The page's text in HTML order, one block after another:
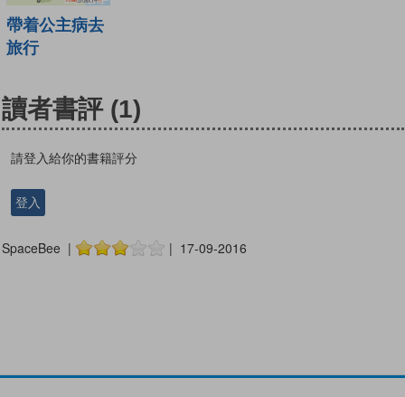
帶着公主病去
旅行
讀者書評 (1)
請登入給你的書籍評分
登入
SpaceBee | | 17-09-2016